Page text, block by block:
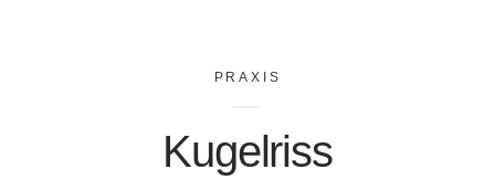
PRAXIS
Kugelriss